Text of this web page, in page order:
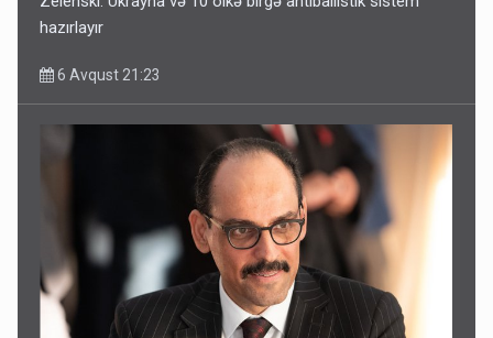
hazırlayır
6 Avqust 21:23